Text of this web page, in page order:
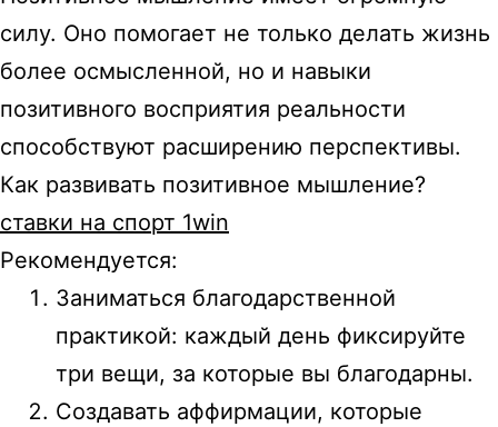
силу. Оно помогает не только делать жизнь
более осмысленной, но и навыки
позитивного восприятия реальности
способствуют расширению перспективы.
Как развивать позитивное мышление?
ставки на спорт 1win
Рекомендуется:
Заниматься благодарственной
практикой: каждый день фиксируйте
три вещи, за которые вы благодарны.
Создавать аффирмации, которые